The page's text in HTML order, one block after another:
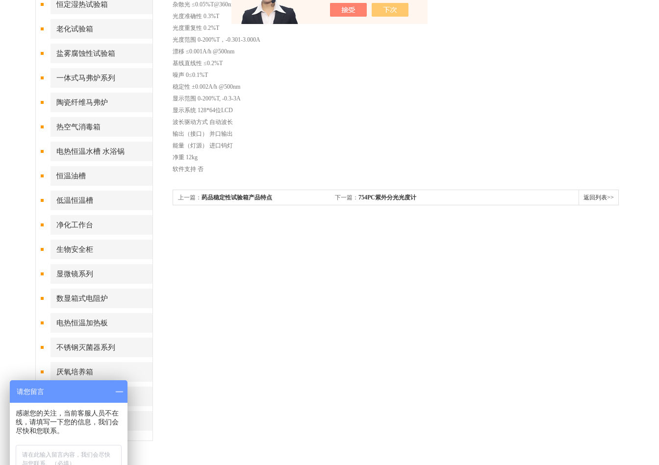
恒定湿热试验箱
老化试验箱
盐雾腐蚀性试验箱
一体式马弗炉系列
陶瓷纤维马弗炉
热空气消毒箱
电热恒温水槽 水浴锅
恒温油槽
低温恒温槽
净化工作台
生物安全柜
显微镜系列
数显箱式电阻炉
电热恒温加热板
不锈钢灭菌器系列
厌氧培养箱
细菌恒温培养箱
杂散光 ≤0.05%T@360nm
光度准确性 0.3%T
光度重复性 0.2%T
光度范围 0-200%T，-0.301-3.000A
漂移 ≤0.001A/h @500nm
基线直线性 ≤0.2%T
噪声 0≤0.1%T
稳定性 ±0.002A/h @500nm
显示范围 0-200%T, -0.3-3A
显示系统 128*64位LCD
波长驱动方式 自动波长
输出（接口） 并口输出
能量（灯源） 进口钨灯
净重 12kg
软件支持 否
上一篇： 药品稳定性试验箱产品特点 下一篇： 754PC紫外分光光度计 返回列表>>
请您留言
感谢您的关注，当前客服人员不在
线，请填写一下您的信息，我们会
尽快和您联系。